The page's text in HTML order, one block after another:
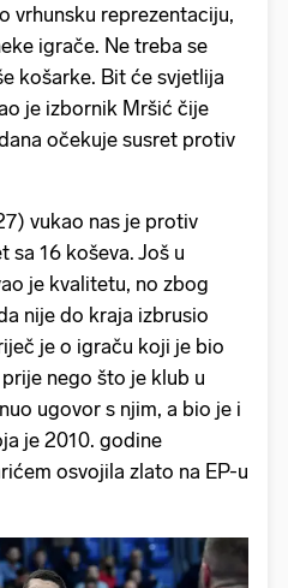
vrhunsku reprezentaciju,
igrače. Ne treba se
košarke. Bit će svjetlija
je izbornik Mršić čije
očekuje susret protiv
vukao nas je protiv
sa 16 koševa. Još u
je kvalitetu, no zbog
nije do kraja izbrusio
je o igraču koji je bio
nego što je klub u
ugovor s njim, a bio je i
je 2010. godine
osvojila zlato na EP-u